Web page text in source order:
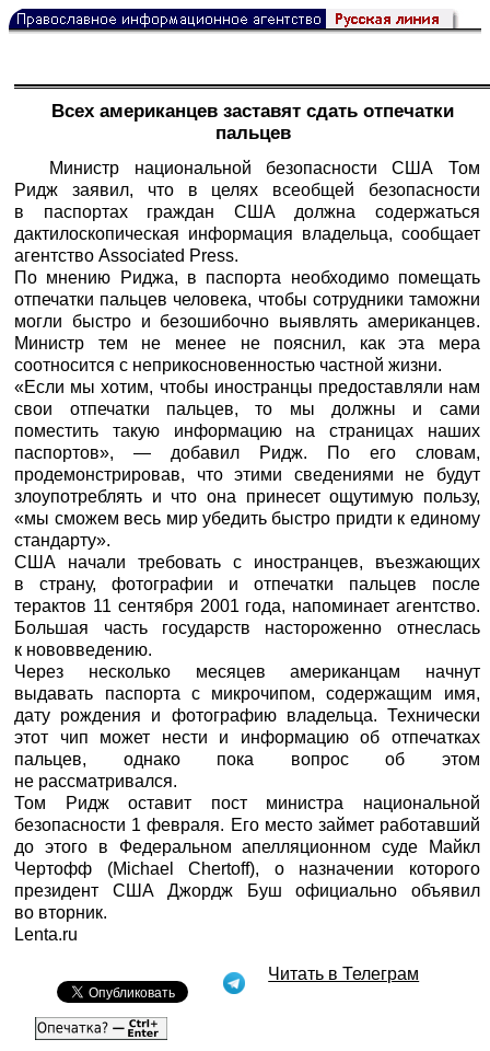
Всех американцев заставят сдать отпечатки
пальцев
Министр национальной безопасности США Том
Ридж заявил, что в целях всеобщей безопасности
в паспортах граждан США должна содержаться
дактилоскопическая информация владельца, сообщает
агентство Associated Press.
По мнению Риджа, в паспорта необходимо помещать
отпечатки пальцев человека, чтобы сотрудники таможни
могли быстро и безошибочно выявлять американцев.
Министр тем не менее не пояснил, как эта мера
соотносится с неприкосновенностью частной жизни.
«Если мы хотим, чтобы иностранцы предоставляли нам
свои отпечатки пальцев, то мы должны и сами
поместить такую информацию на страницах наших
паспортов», — добавил Ридж. По его словам,
продемонстрировав, что этими сведениями не будут
злоупотреблять и что она принесет ощутимую пользу,
«мы сможем весь мир убедить быстро придти к единому
стандарту».
США начали требовать с иностранцев, въезжающих
в страну, фотографии и отпечатки пальцев после
терактов 11 сентября 2001 года, напоминает агентство.
Большая часть государств настороженно отнеслась
к нововведению.
Через несколько месяцев американцам начнут
выдавать паспорта с микрочипом, содержащим имя,
дату рождения и фотографию владельца. Технически
этот чип может нести и информацию об отпечатках
пальцев, однако пока вопрос об этом
не рассматривался.
Том Ридж оставит пост министра национальной
безопасности 1 февраля. Его место займет работавший
до этого в Федеральном апелляционном суде Майкл
Чертофф (Michael Chertoff), о назначении которого
президент США Джордж Буш официально объявил
во вторник.
Lenta.ru
Читать в Телеграм